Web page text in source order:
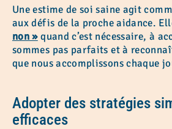
Une estime de soi saine agit
aux défis de la proche aidance.
non »quand c’est nécessaire, à
sommes pas parfaits et à
que nous accomplissons chaque
Adopter des stratégies
efficaces